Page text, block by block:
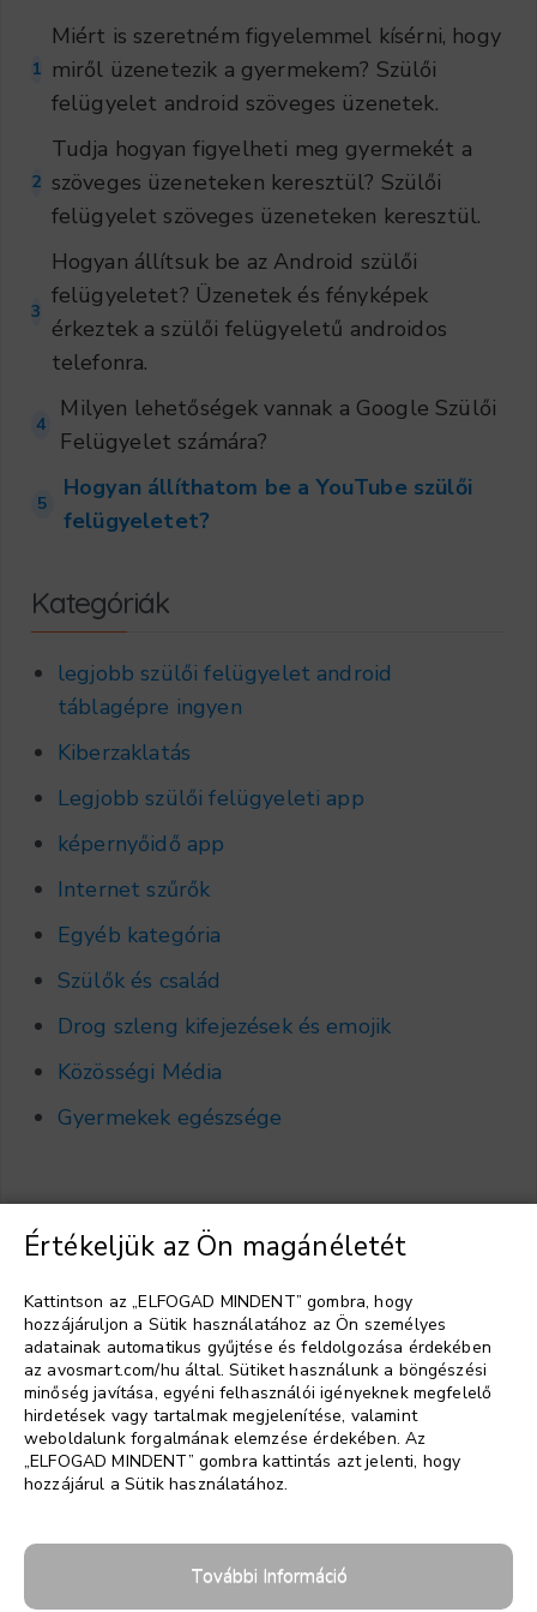
1
Miért is szeretném figyelemmel kísérni, hogy
miről üzenetezik a gyermekem? Szülői
felügyelet android szöveges üzenetek.
2
Tudja hogyan figyelheti meg gyermekét a
szöveges üzeneteken keresztül? Szülői
felügyelet szöveges üzeneteken keresztül.
3
Hogyan állítsuk be az Android szülői
felügyeletet? Üzenetek és fényképek
érkeztek a szülői felügyeletű androidos
telefonra.
4
Milyen lehetőségek vannak a Google Szülői
Felügyelet számára?
5
Hogyan állíthatom be a YouTube szülői
felügyeletet?
Kategóriák
legjobb szülői felügyelet android
táblagépre ingyen
Kiberzaklatás
Legjobb szülői felügyeleti app
képernyőidő app
Internet szűrők
Egyéb kategória
Szülők és család
Drog szleng kifejezések és emojik
Közösségi Média
Gyermekek egészsége
Válasszon nyelvet ▼
Értékeljük az Ön magánéletét
Kattintson az „ELFOGAD MINDENT” gombra, hogy
hozzájáruljon a Sütik használatához az Ön személyes
adatainak automatikus gyűjtése és feldolgozása érdekében
az avosmart.com/hu által. Sütiket használunk a böngészési
minőség javítása, egyéni felhasználói igényeknek megfelelő
hirdetések vagy tartalmak megjelenítése, valamint
weboldalunk forgalmának elemzése érdekében. Az
„ELFOGAD MINDENT” gombra kattintás azt jelenti, hogy
hozzájárul a Sütik használatához.
További Információ